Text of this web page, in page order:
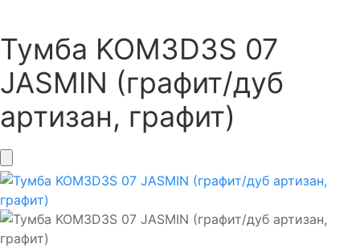
Тумба KOM3D3S 07
JASMIN (графит/дуб
артизан, графит)